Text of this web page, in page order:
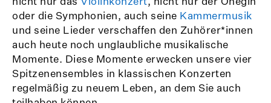
oder die Symphonien, auch seine Kammermusik
und seine Lieder verschaffen den Zuhörer*innen
auch heute noch unglaubliche musikalische
Momente. Diese Momente erwecken unsere vier
Spitzenensembles in klassischen Konzerten
regelmäßig zu neuem Leben, an dem Sie auch